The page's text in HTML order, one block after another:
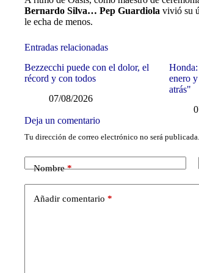
Bernardo Silva… Pep Guardiola vivió su
le echa de menos.
Entradas relacionadas
Bezzecchi puede con el dolor, el
récord y con todos
07/08/2026
enero
atrás"
Deja un comentario
Tu dirección de correo electrónico no será publicada.
Nombre*
Añadir comentario *